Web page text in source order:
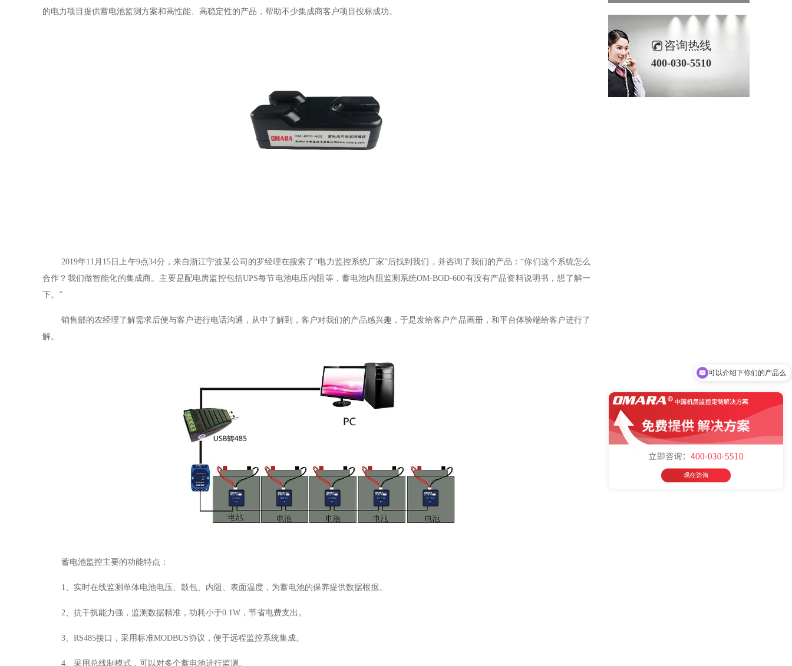
的电力项目提供蓄电池监测方案和高性能、高稳定性的产品，帮助不少集成商客户项目投标成功。
2019年11月15日上午9点34分，来自浙江宁波某公司的罗经理在搜索了“电力监控系统厂家”后找到我们，并咨询了我们的产品：“你们这个系统怎么
合作？我们做智能化的集成商。主要是配电房监控包括UPS每节电池电压内阻等，蓄电池内阻监测系统OM-BOD-600有没有产品资料说明书，想了解一
下。”
销售部的农经理了解需求后便与客户进行电话沟通，从中了解到，客户对我们的产品感兴趣，于是发给客户产品画册，和平台体验端给客户进行了
解。
蓄电池监控主要的功能特点：
1、实时在线监测单体电池电压、鼓包、内阻、表面温度，为蓄电池的保养提供数据根据。
2、抗干扰能力强，监测数据精准，功耗小于0.1W，节省电费支出。
3、RS485接口，采用标准MODBUS协议，便于远程监控系统集成。
4、采用总线制模式，可以对多个蓄电池进行监测。
咨询热线
400-030-5510
你们是怎么收费的呢